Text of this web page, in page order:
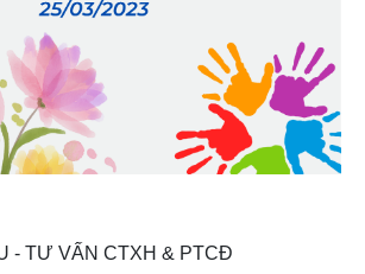
- TƯ VẤN CTXH & PTCĐ